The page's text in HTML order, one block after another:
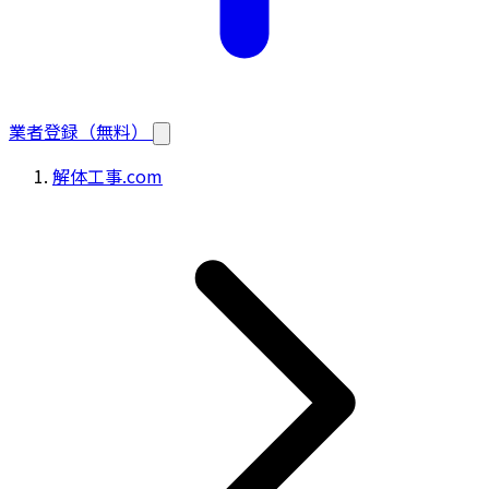
業者登録（無料）
解体工事.com